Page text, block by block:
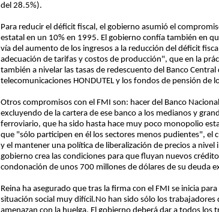
del 28.5%).
Para reducir el déficit fiscal, el gobierno asumió el
estatal en un 10% en 1995. El gobierno confía también en
vía del aumento de los ingresos a la reducción del déficit
adecuación de tarifas y costos de producción", que en la
también a nivelar las tasas de redescuento del Banco
telecomunicaciones HONDUTEL y los fondos de pensión de
Otros compromisos con el FMI son: hacer del Banco
excluyendo de la cartera de ese banco a los medianos y
ferroviario, que ha sido hasta hace muy poco monopolio
que "sólo participen en él los sectores menos pudientes", el
y el mantener una política de liberalización de precios a
gobierno crea las condiciones para que fluyan nuevos
condonación de unos 700 millones de dólares de su deuda
Reina ha asegurado que tras la firma con el FMI se inicia
situación social muy difícil.No han sido sólo los trabajadores